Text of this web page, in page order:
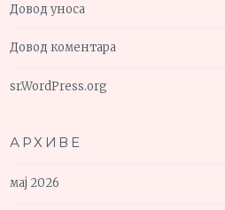
Довод уноса
Довод коментара
sr.WordPress.org
АРХИВЕ
мај 2026